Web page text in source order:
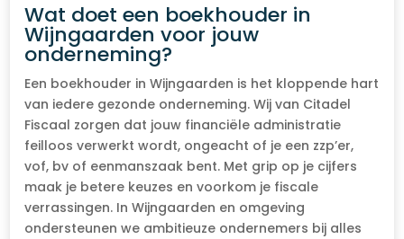
Wat doet een boekhouder in
Wijngaarden voor jouw
onderneming?
Een boekhouder in Wijngaarden is het kloppende hart
van iedere gezonde onderneming. Wij van Citadel
Fiscaal zorgen dat jouw financiële administratie
feilloos verwerkt wordt, ongeacht of je een zzp’er,
vof, bv of eenmanszaak bent. Met grip op je cijfers
maak je betere keuzes en voorkom je fiscale
verrassingen. In Wijngaarden en omgeving
ondersteunen we ambitieuze ondernemers bij alles